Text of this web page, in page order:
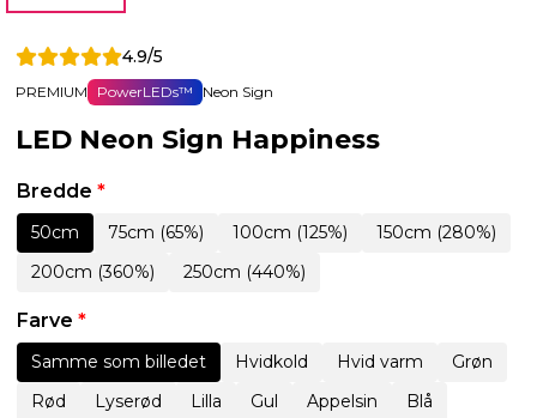
4.9/5
PREMIUM PowerLEDs™ Neon Sign
LED Neon Sign Happiness
Bredde *
50cm 75cm (65%) 100cm (125%)
150cm (280%)
200cm (360%)
250cm (440%)
Farve *
Samme som billedet Hvidkold Hvid varm
Grøn
Rød
Lyserød Lilla Gul Appelsin
Blå